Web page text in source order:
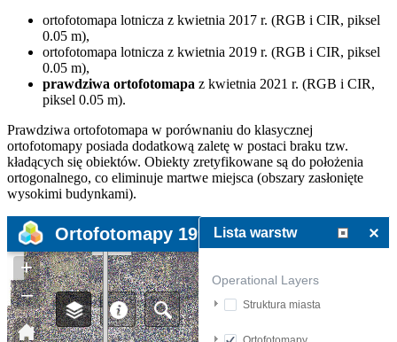
ortofotomapa lotnicza z kwietnia 2017 r. (RGB i CIR, piksel
0.05 m),
ortofotomapa lotnicza z kwietnia 2019 r. (RGB i CIR, piksel
0.05 m),
prawdziwa ortofotomapa z kwietnia 2021 r. (RGB i CIR,
piksel 0.05 m).
Prawdziwa ortofotomapa w porównaniu do klasycznej
ortofotomapy posiada dodatkową zaletę w postaci braku tzw.
kładących się obiektów. Obiekty zretyfikowane są do położenia
ortogonalnego, co eliminuje martwe miejsca (obszary zasłonięte
wysokimi budynkami).